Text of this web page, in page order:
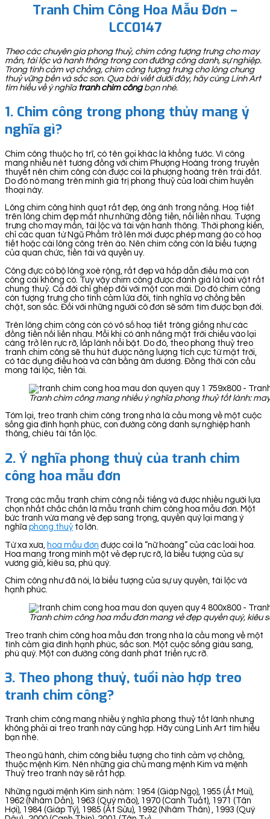
Tranh Chim Công Hoa Mẫu Đơn –
LCC0147
Theo các chuyên gia phong thuỷ, chim công tượng trưng cho may
mắn, tài lộc và hanh thông trong con đường công danh, sự nghiệp.
Trong tình cảm vợ chồng, chim công tượng trưng cho lòng chung
thuỷ vững bền và sắc son. Qua bài viết dưới đây, hãy cùng Linh Art
tìm hiểu về ý nghĩa tranh chim côngbạn nhé.
1. Chim công trong phong thủy mang ý
nghĩa gì?
Chim công thuộc họ trĩ, có tên gọi khác là khổng tước. Vì công
mang nhiều nét tương đồng với chim Phượng Hoàng trong truyền
thuyết nên chim công còn được coi là phượng hoàng trên trái đất.
Do đó nó mang trên mình giá trị phong thuỷ của loài chim huyền
thoại này.
Lông chim công hình quạt rất đẹp, óng ánh trong nắng. Hoạ tiết
trên lông chim đẹp mắt như những đồng tiền, nối liền nhau. Tượng
trưng cho may mắn, tài lộc và tài vận hanh thông. Thời phong kiến,
chỉ các quan từ Ngũ Phẩm trở lên mới được phép mang áo có hoạ
tiết hoặc cài lông công trên áo. Nên chim công còn là biểu tượng
của quan chức, tiền tài và quyền uy.
Công đực có bộ lông xoè rộng, rất đẹp và hấp dẫn điều mà con
công cái không có. Tuy vậy chim công được đánh giá là loài vật rất
chung thuỷ. Cả đời chỉ ghép đôi với một con mái. Do đó chim công
còn tượng trưng cho tình cảm lứa đôi, tình nghĩa vợ chồng bền
chặt, son sắc. Đối với những người cô đơn sẽ sớm tìm được bạn đời.
Trên lông chim công còn có vô số hoạ tiết trông giống như các
đồng tiền nối liền nhau. Mỗi khi có ánh nắng mặt trời chiếu vào lại
càng trở lên rực rỡ, lấp lánh nổi bật. Do đó, theo phong thuỷ treo
tranh chim công sẽ thu hút được năng lượng tích cực từ mặt trời,
có tác dụng điều hoà và cân bằng âm dương. Đồng thời còn cầu
mong tài lộc, tiền tài.
Tranh chim công mang nhiều ý nghĩa phong thuỷ tốt lành:
Tóm lại, treo tranh chim công trong nhà là cầu mong về một cuộc
sống gia đình hạnh phúc, con đường công danh sự nghiệp hanh
thông, chiêu tài tấn lộc.
2. Ý nghĩa phong thuỷ của tranh chim
công hoa mẫu đơn
Trong các mẫu tranh chim công nổi tiếng và được nhiều người lựa
chọn nhất chắc chắn là mẫu tranh chim công hoa mẫu đơn. Một
bức tranh vừa mang vẻ đẹp sang trọng, quyền quý lại mang ý
nghĩa phong thuỷ to lớn.
Từ xa xưa, hoa mẫu đơn được coi là “nữ hoàng” của các loài hoa.
Hoa mang trong mình một vẻ đẹp rực rỡ, là biểu tượng của sự
vương giả, kiêu sa, phú quý.
Chim công như đã nói, là biểu tượng của sự uy quyền, tài lộc và
hạnh phúc.
Tranh chim công hoa mẫu đơn mang vẻ đẹp quyền quý, kiêu
Treo tranh chim công hoa mẫu đơn trong nhà là cầu mong về một
tình cảm gia đình hạnh phúc, sắc son. Một cuộc sống giàu sang,
phú quý. Một con đường công danh phát triển rực rỡ.
3. Theo phong thuỷ, tuổi nào hợp treo
tranh chim công?
Tranh chim công mang nhiều ý nghĩa phong thuỷ tốt lành nhưng
không phải ai treo tranh này cũng hợp. Hãy cùng Linh Art tìm hiểu
bạn nhé.
Theo ngũ hành, chim công biểu tượng cho tình cảm vợ chồng,
thuộc mệnh Kim. Nên những gia chủ mang mệnh Kim và mệnh
Thuỷ treo tranh này sẽ rất hợp.
Những người mệnh Kim sinh năm: 1954 (Giáp Ngọ), 1955 (Ất Mùi),
1962 (Nhâm Dần), 1963 (Quý mão), 1970 (Canh Tuất), 1971 (Tân
Hợi), 1984 (Giáp Tý), 1985 (Ất Sửu), 1992 (Nhâm Thân) , 1993 (Quý